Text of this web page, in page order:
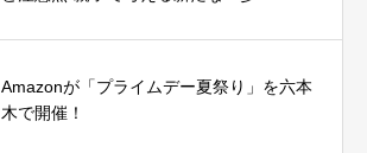
Amazonが「プライムデー夏祭り」を六本
木で開催！